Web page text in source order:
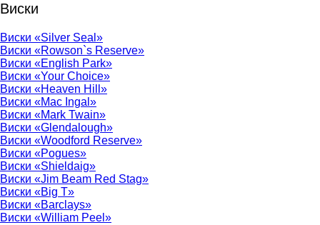
Виски
Виски «Silver Seal»
Виски «Rowson`s Reserve»
Виски «English Park»
Виски «Your Choice»
Виски «Heaven Hill»
Виски «Mac Ingal»
Виски «Mark Twain»
Виски «Glendalough»
Виски «Woodford Reserve»
Виски «Pogues»
Виски «Shieldaig»
Виски «Jim Beam Red Stag»
Виски «Big T»
Виски «Barclays»
Виски «William Peel»